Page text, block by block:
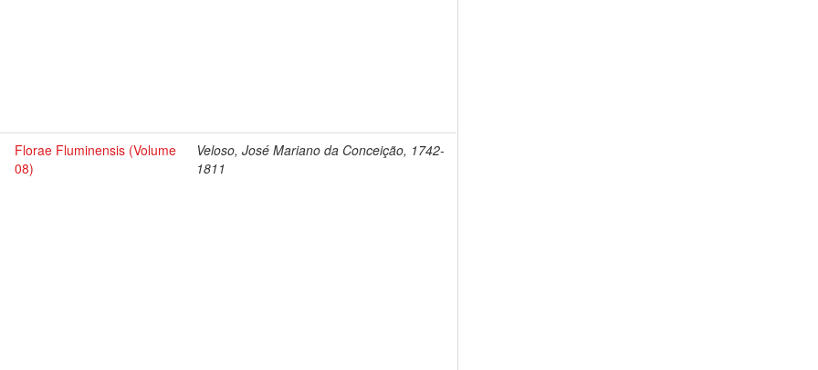
Florae Fluminensis (Volume
08)
Veloso, José Mariano da Conceição, 1742-
1811